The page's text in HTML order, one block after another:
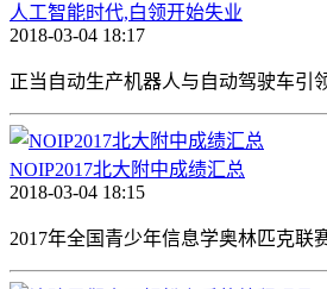
人工智能时代,白领开始失业
2018-03-04 18:17
正当自动生产机器人与自动驾驶车引
NOIP2017北大附中成绩汇总
2018-03-04 18:15
2017年全国青少年信息学奥林匹克联